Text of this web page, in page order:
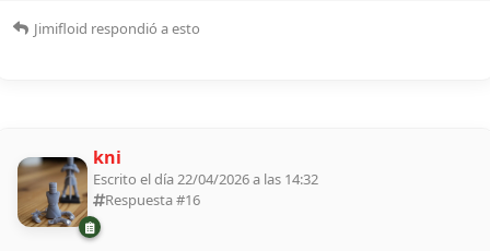
Jimifloid respondió a esto
kni
Escrito el día 22/04/2026 a las 14:32
Respuesta #16